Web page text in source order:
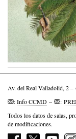
Av. del Real Valladolid, 2
:Info CCMD – :
Todos los datos de salas,
de modificaciones.